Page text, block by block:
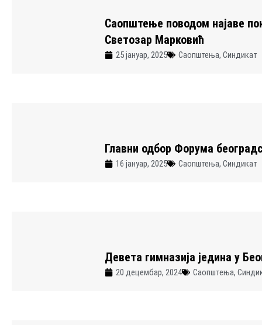
Саопштење поводом најаве
Светозар Марковић
25 јануар, 2025 Саопштења, Синдикат
Главни одбор Форума
16 јануар, 2025 Саопштења, Синдикат
Девета гимназија једина у
20 децембар, 2024 Саопштења,